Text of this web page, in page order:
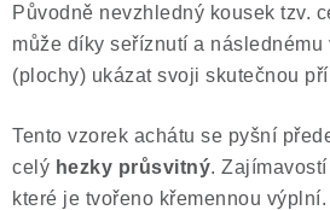
Původně nevzhledný kousek tzv.
může díky seříznutí a
(plochy) ukázat svoji skutečnou
Tento vzorek achátu se pyšní
celý hezky průsvitný.
které je tvořeno křemennou výplní.